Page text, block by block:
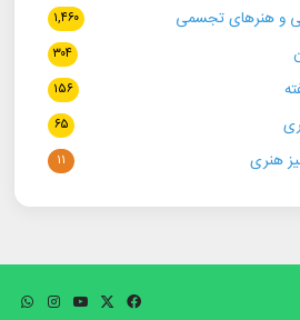
و هنرهای تجسمی ۱,۴۶۰
۳۰۴
۱۵۶
۶۵
هنری ۱۱
فیسبوکایکس یوتیوباینستاگرام